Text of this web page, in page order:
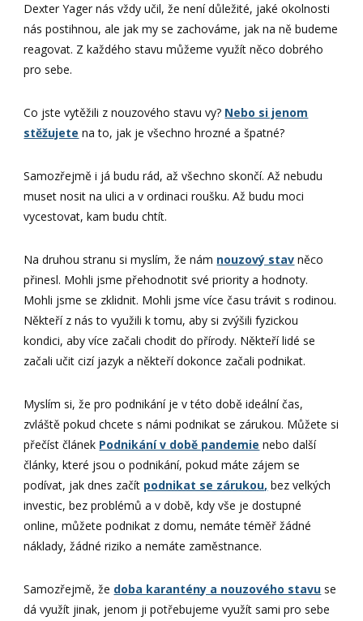
Dexter Yager nás vždy učil, že není důležité, jaké okolnosti
nás postihnou, ale jak my se zachováme, jak na ně budeme
reagovat. Z každého stavu můžeme využít něco dobrého
pro sebe.
Co jste vytěžili z nouzového stavu vy? Nebo si jenom
stěžujete na to, jak je všechno hrozné a špatné?
Samozřejmě i já budu rád, až všechno skončí. Až nebudu
muset nosit na ulici a v ordinaci roušku. Až budu moci
vycestovat, kam budu chtít.
Na druhou stranu si myslím, že nám nouzový stav něco
přinesl. Mohli jsme přehodnotit své priority a hodnoty.
Mohli jsme se zklidnit. Mohli jsme více času trávit s rodinou.
Někteří z nás to využili k tomu, aby si zvýšili fyzickou
kondici, aby více začali chodit do přírody. Někteří lidé se
začali učit cizí jazyk a někteří dokonce začali podnikat.
Myslím si, že pro podnikání je v této době ideální čas,
zvláště pokud chcete s námi podnikat se zárukou. Můžete si
přečíst článek Podnikání v době pandemie nebo další
články, které jsou o podnikání, pokud máte zájem se
podívat, jak dnes začít podnikat se zárukou, bez velkých
investic, bez problémů a v době, kdy vše je dostupné
online, můžete podnikat z domu, nemáte téměř žádné
náklady, žádné riziko a nemáte zaměstnance.
Samozřejmě, že doba karantény a nouzového stavu se
dá využít jinak, jenom ji potřebujeme využít sami pro sebe